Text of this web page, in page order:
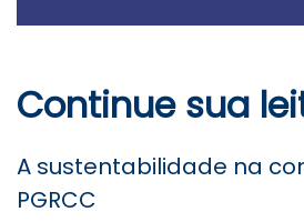
Continue sua
A sustentabilidade na
PGRCC